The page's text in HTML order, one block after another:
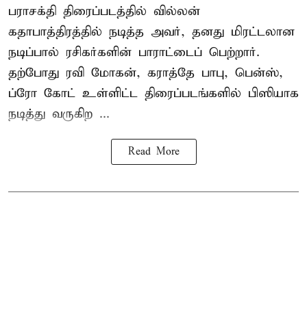
பராசக்தி திரைப்படத்தில் வில்லன்
கதாபாத்திரத்தில் நடித்த அவர், தனது மிரட்டலான
நடிப்பால் ரசிகர்களின் பாராட்டைப் பெற்றார்.
தற்போது ரவி மோகன், கராத்தே பாபு, பென்ஸ்,
ப்ரோ கோட் உள்ளிட்ட திரைப்படங்களில் பிஸியாக
நடித்து வருகிற ...
Read More